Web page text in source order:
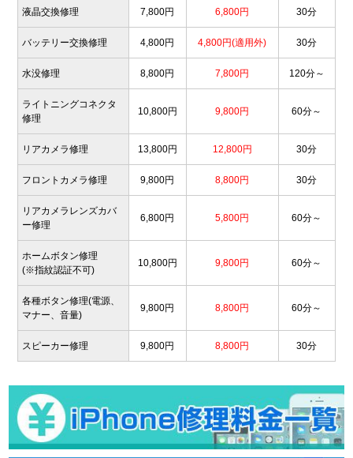
液晶交換修理 7,800円 6,800円 30分
バッテリー交換修理 4,800円 4,800円(適用外) 30分
水没修理 8,800円 7,800円 120分～
ライトニングコネクタ
修理
10,800円 9,800円 60分～
リアカメラ修理 13,800円 12,800円 30分
フロントカメラ修理 9,800円 8,800円 30分
リアカメラレンズカバ
ー修理
6,800円 5,800円 60分～
ホームボタン修理
(※指紋認証不可)
10,800円 9,800円 60分～
各種ボタン修理(電源、
マナー、音量)
9,800円 8,800円 60分～
スピーカー修理 9,800円 8,800円 30分